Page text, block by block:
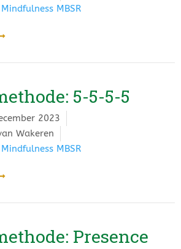
Mindfulness MBSR
5-5-5-5
2023
Wakeren
Mindfulness MBSR
Presence